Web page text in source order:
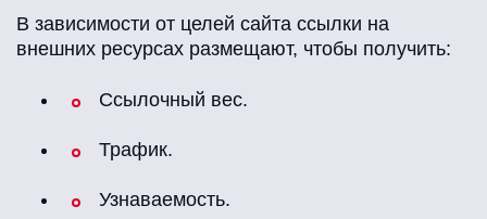
В зависимости от целей сайта ссылки на
внешних ресурсах размещают, чтобы получить:
Ссылочный вес.
Трафик.
Узнаваемость.